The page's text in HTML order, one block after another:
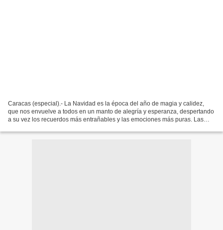
Caracas (especial).- La Navidad es la época del año de magia y calidez,
que nos envuelve a todos en un manto de alegría y esperanza, despertando
a su vez los recuerdos más entrañables y las emociones más puras. Las